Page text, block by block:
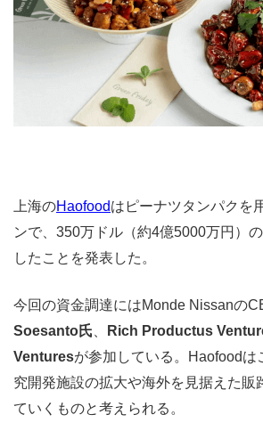
上海のHaofoodはピーナツタンパクを
ンで、350万ドル（約4億5000万円）
したことを発表した。
今回の資金調達にはMonde Nissanの
Soesanto氏
Rich Productus
Venturesが参加している。Haofoodは
究開発施設の拡大や海外を見据えた販
ていくものと考えられる。